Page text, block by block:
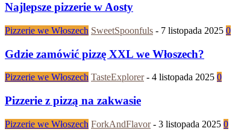
Najlepsze pizzerie w Aosty
Pizzerie we Włoszech SweetSpoonfuls - 7 listopada 2025 0
Gdzie zamówić pizzę XXL we Włoszech?
Pizzerie we Włoszech TasteExplorer - 4 listopada 2025 0
Pizzerie z pizzą na zakwasie
Pizzerie we Włoszech ForkAndFlavor - 3 listopada 2025 0